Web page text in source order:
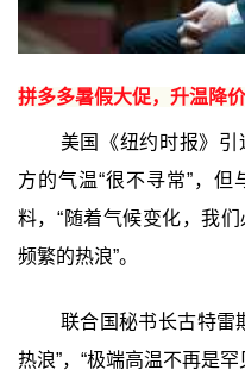
拼多多暑假大促，升温降
美国《纽约时报》
方的气温“很不寻常”，
料，“随着气候变化，我
频繁的热浪”。
联合国秘书长古特雷
热浪”，“极端高温不再是